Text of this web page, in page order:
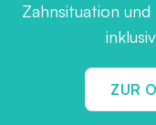
Zahnsituation
ZUR